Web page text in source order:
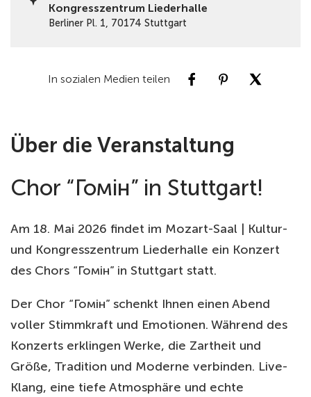
Kongresszentrum Liederhalle
Berliner Pl. 1, 70174 Stuttgart
In sozialen Medien teilen
Über die Veranstaltung
Chor “Гомін” in Stuttgart!
Am 18. Mai 2026 findet im Mozart-Saal | Kultur-
und Kongresszentrum Liederhalle ein Konzert
des Chors “Гомін” in Stuttgart statt.
Der Chor “Гомін” schenkt Ihnen einen Abend
voller Stimmkraft und Emotionen. Während des
Konzerts erklingen Werke, die Zartheit und
Größe, Tradition und Moderne verbinden. Live-
Klang, eine tiefe Atmosphäre und echte